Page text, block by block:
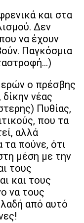
και στα
Δεν
να έχουν
Παγκόσμια
ο πρέσβης
νέας
Πυθίας,
που τα
αλλά
τα πούνε, ότι
μέση με την
τους
και τους
να τους
από αυτό